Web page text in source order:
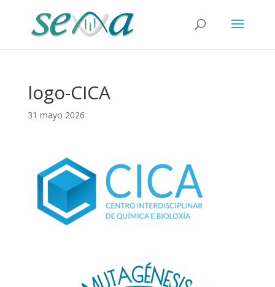
logo-CICA
31 mayo 2026